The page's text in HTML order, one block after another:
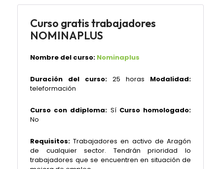
Curso gratis trabajadores
NOMINAPLUS
Nombre del curso: Nominaplus
Duración del curso: 25 horas Modalidad:
teleformación
Curso con ddiploma: Sí Curso homologado:
No
Requisitos:Trabajadores en activo de Aragón
de cualquier sector. Tendrán prioridad lo
trabajadores que se encuentren en situación de